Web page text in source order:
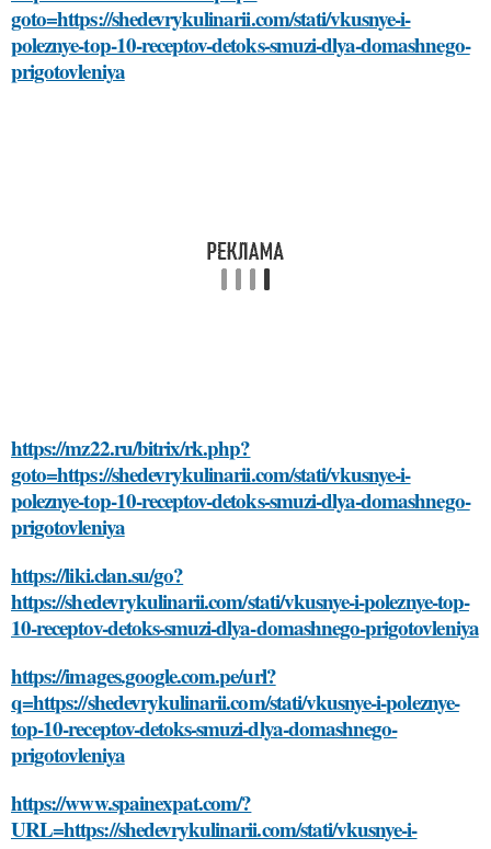
goto=https://shedevrykulinarii.com/stati/vkusnye-i-
poleznye-top-10-receptov-detoks-smuzi-dlya-domashnego-
prigotovleniya
https://mz22.ru/bitrix/rk.php?
goto=https://shedevrykulinarii.com/stati/vkusnye-i-
poleznye-top-10-receptov-detoks-smuzi-dlya-domashnego-
prigotovleniya
https://liki.clan.su/go?
https://shedevrykulinarii.com/stati/vkusnye-i-poleznye-top-
10-receptov-detoks-smuzi-dlya-domashnego-prigotovleniya
https://images.google.com.pe/url?
q=https://shedevrykulinarii.com/stati/vkusnye-i-poleznye-
top-10-receptov-detoks-smuzi-dlya-domashnego-
prigotovleniya
https://www.spainexpat.com/?
URL=https://shedevrykulinarii.com/stati/vkusnye-i-